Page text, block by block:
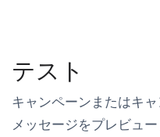
テスト
キャンペーンまたはキ
メッセージをプレビュ